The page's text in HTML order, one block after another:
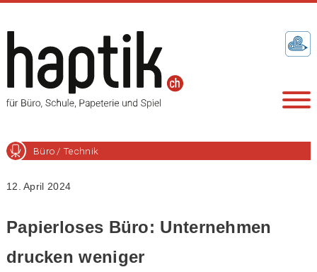
Büro / Technik
12. April 2024
Papierloses Büro: Unternehmen
drucken weniger